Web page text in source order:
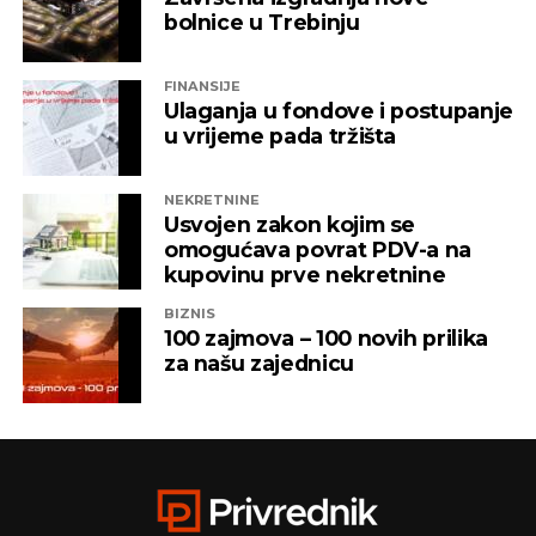
gospodarstvenika i standarda građana”,
priopćeno je iz Službe za komunikacije EPBiH.
bolnice u Trebinju
FINANSIJE
Ulaganja u fondove i postupanje
u vrijeme pada tržišta
NEKRETNINE
Usvojen zakon kojim se
omogućava povrat PDV-a na
kupovinu prve nekretnine
BIZNIS
100 zajmova – 100 novih prilika
za našu zajednicu